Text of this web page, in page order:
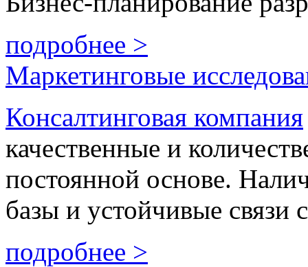
подробнее >
Маркетинговые
Консалтинговая компания
качественные и
постоянной основе.
базы и устойчивые связи с
подробнее >